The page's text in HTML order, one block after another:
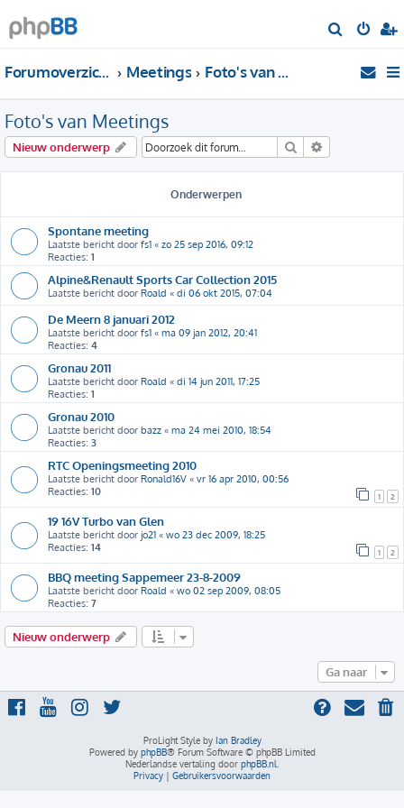
o
Forumoverzicht Meetings Foto's van Meetings
Foto's van Meetings
Nieuw onderwerp Zoek
Onderwerpen
Spontane meeting
Laatste bericht door fs1 « zo 25 sep 2016, 09:12
Reacties: 1
Alpine&Renault Sports Car Collection 2015
Laatste bericht door Roald « di 06 okt 2015, 07:04
De Meern 8 januari 2012
Laatste bericht door fs1 « ma 09 jan 2012, 20:41
Reacties: 4
Gronau 2011
Laatste bericht door Roald « di 14 jun 2011, 17:25
Reacties: 1
Gronau 2010
Laatste bericht door bazz « ma 24 mei 2010, 18:54
Reacties: 3
RTC Openingsmeeting 2010
Laatste bericht door Ronald16V « vr 16 apr 2010, 00:56
Reacties: 10 1 2
19 16V Turbo van Glen
Laatste bericht door jo21 « wo 23 dec 2009, 18:25
Reacties: 14 1 2
BBQ meeting Sappemeer 23-8-2009
Laatste bericht door Roald « wo 02 sep 2009, 08:05
Reacties: 7
Nieuw onderwerp
Ga naar
ProLight Style by Ian Bradley
Powered by phpBB® Forum Software © phpBB Limited
Nederlandse vertaling door phpBB.nl
Privacy | Gebruikersvoorwaarden